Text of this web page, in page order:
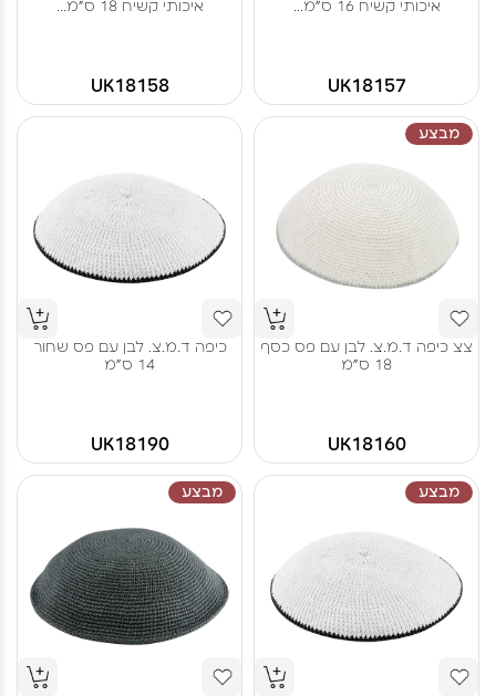
איכותי קשיח 16 ס"מ...
UK18157
איכותי קשיח 18 ס"מ...
UK18158
מבצע
צצ כיפה ד.מ.צ. לבן עם פס כסף
18 ס"מ
UK18160
כיפה ד.מ.צ. לבן עם פס שחור
14 ס"מ
UK18190
מבצע מבצע